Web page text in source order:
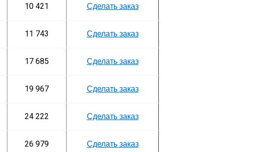
10 421 Сделать заказ
11 743 Сделать заказ
17 685 Сделать заказ
19 967 Сделать заказ
24 222 Сделать заказ
26 979 Сделать заказ